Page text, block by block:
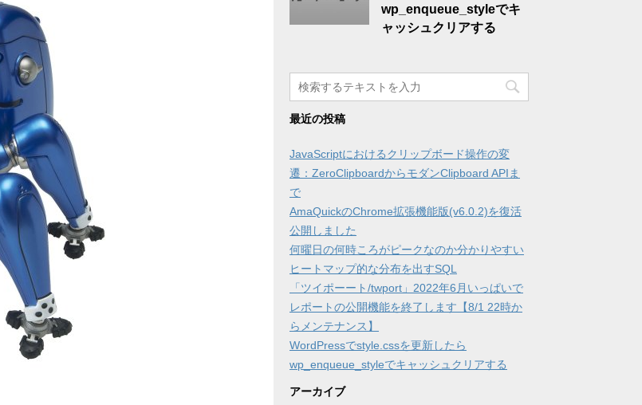
wp_enqueue_styleでキ
ャッシュクリアする
最近の投稿
JavaScriptにおけるクリップボード操作の変
遷：ZeroClipboardからモダンClipboard APIま
で
AmaQuickのChrome拡張機能版(v6.0.2)を復活
公開しました
何曜日の何時ころがピークなのか分かりやすい
ヒートマップ的な分布を出すSQL
「ツイポーート/twport」2022年6月いっぱいで
レポートの公開機能を終了します【8/1 22時か
らメンテナンス】
WordPressでstyle.cssを更新したら
wp_enqueue_styleでキャッシュクリアする
アーカイブ